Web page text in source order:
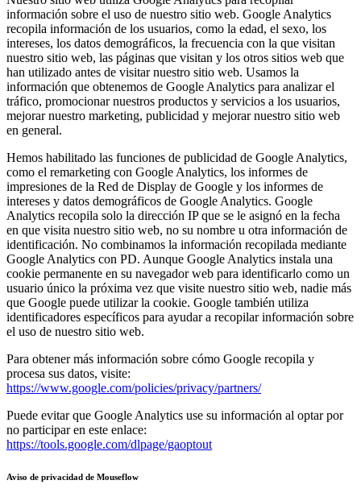
información sobre el uso de nuestro sitio web. Google Analytics
recopila información de los usuarios, como la edad, el sexo, los
intereses, los datos demográficos, la frecuencia con la que visitan
nuestro sitio web, las páginas que visitan y los otros sitios web que
han utilizado antes de visitar nuestro sitio web. Usamos la
información que obtenemos de Google Analytics para analizar el
tráfico, promocionar nuestros productos y servicios a los usuarios,
mejorar nuestro marketing, publicidad y mejorar nuestro sitio web
en general.
Hemos habilitado las funciones de publicidad de Google Analytics,
como el remarketing con Google Analytics, los informes de
impresiones de la Red de Display de Google y los informes de
intereses y datos demográficos de Google Analytics. Google
Analytics recopila solo la dirección IP que se le asignó en la fecha
en que visita nuestro sitio web, no su nombre u otra información de
identificación. No combinamos la información recopilada mediante
Google Analytics con PD. Aunque Google Analytics instala una
cookie permanente en su navegador web para identificarlo como un
usuario único la próxima vez que visite nuestro sitio web, nadie más
que Google puede utilizar la cookie. Google también utiliza
identificadores específicos para ayudar a recopilar información sobre
el uso de nuestro sitio web.
Para obtener más información sobre cómo Google recopila y
procesa sus datos, visite:
https://www.google.com/policies/privacy/partners/
Puede evitar que Google Analytics use su información al optar por
no participar en este enlace:
https://tools.google.com/dlpage/gaoptout
Aviso de privacidad de Mouseflow